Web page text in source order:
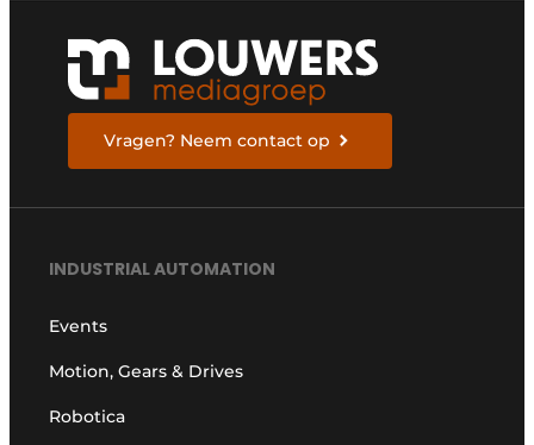
Vragen? Neem contact op
INDUSTRIAL AUTOMATION
Events
Motion, Gears & Drives
Robotica